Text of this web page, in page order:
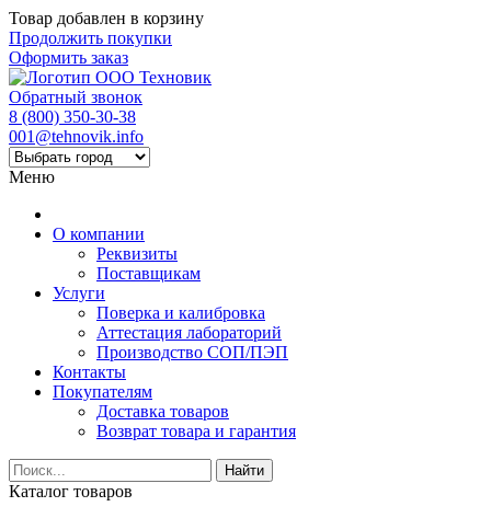
Товар добавлен в корзину
Продолжить покупки
Оформить заказ
Обратный звонок
8 (800) 350-30-38
001@tehnovik.info
Меню
О компании
Реквизиты
Поставщикам
Услуги
Поверка и калибровка
Аттестация лабораторий
Производство СОП/ПЭП
Контакты
Покупателям
Доставка товаров
Возврат товара и гарантия
Найти
Каталог товаров